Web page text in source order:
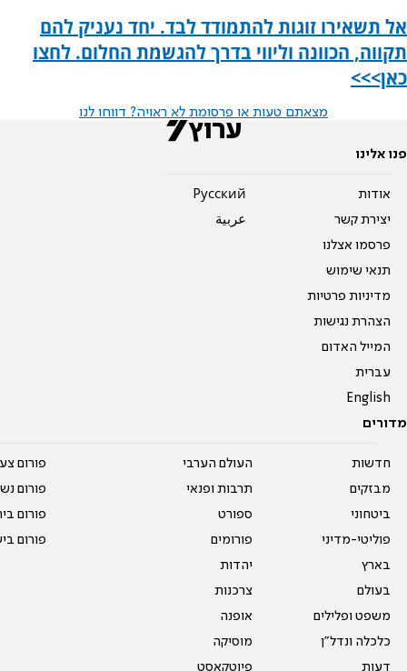
אל תשאירו זוגות להתמודד לבד. יחד נעניק להם
תקווה, הכוונה וליווי בדרך להגשמת החלום. לחצו
כאן>>>
מצאתם טעות או פרסומת לא ראויה? דווחו לנו
פנו אלינו
אודות
יצירת קשר
פרסמו אצלנו
תנאי שימוש
מדיניות פרטיות
הצהרת נגישות
המייל האדום
עברית
English
Pусский
عربية
מדורים
חדשות
מבזקים
ביטחוני
פוליטי-מדיני
בארץ
בעולם
משפט ופלילים
כלכלה ונדל"ן
דעות
העולם הערבי
תרבות ופנאי
ספורט
פורומים
יהדות
צרכנות
אופנה
מוסיקה
פיוטקאסט
פורום
פורום
פורום
פורום